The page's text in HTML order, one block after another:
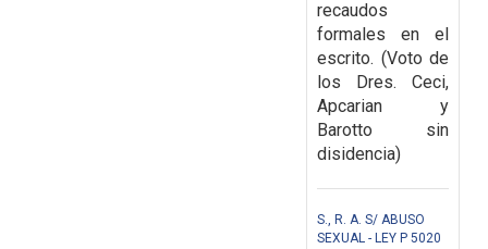
recaudos
formales en el
escrito. (Voto de
los Dres. Ceci,
Apcarian y
Barotto sin
disidencia)
S., R. A. S/ ABUSO
SEXUAL - LEY P 5020